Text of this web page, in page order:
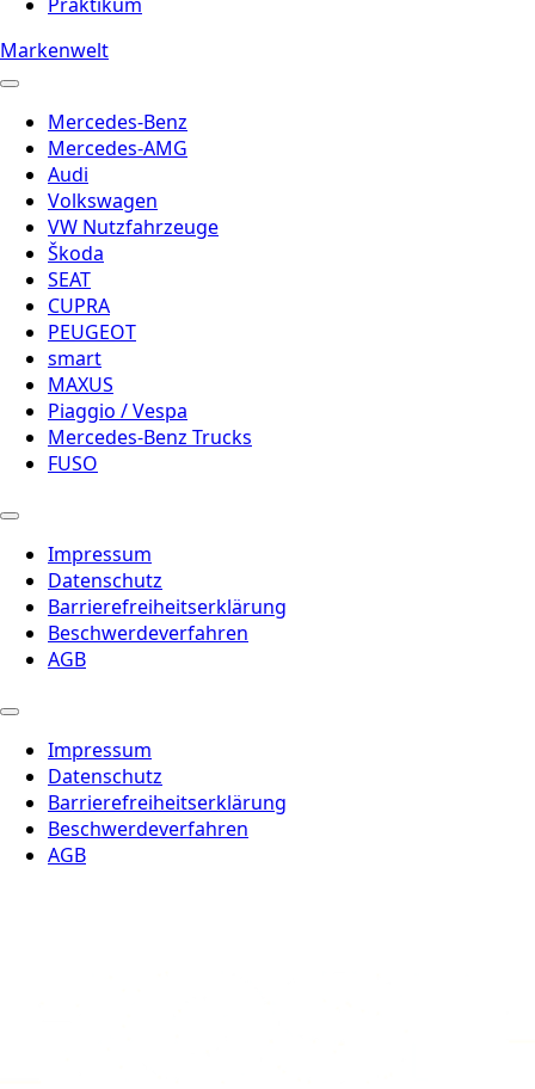
Markenwelt
Mercedes-Benz
Mercedes-AMG
Audi
Volkswagen
VW Nutzfahrzeuge
Škoda
SEAT
CUPRA
PEUGEOT
smart
MAXUS
Piaggio / Vespa
Mercedes-Benz Trucks
FUSO
Impressum
Datenschutz
Barrierefreiheitserklärung
Beschwerdeverfahren
AGB
Impressum
Datenschutz
Barrierefreiheitserklärung
Beschwerdeverfahren
AGB